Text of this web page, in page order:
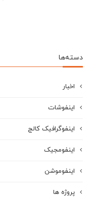
دسته‌ها
اخبار
اینفوشات
اینفوگرافیک کالج
اینفومجیک
اینفوموشن
پروژه ها